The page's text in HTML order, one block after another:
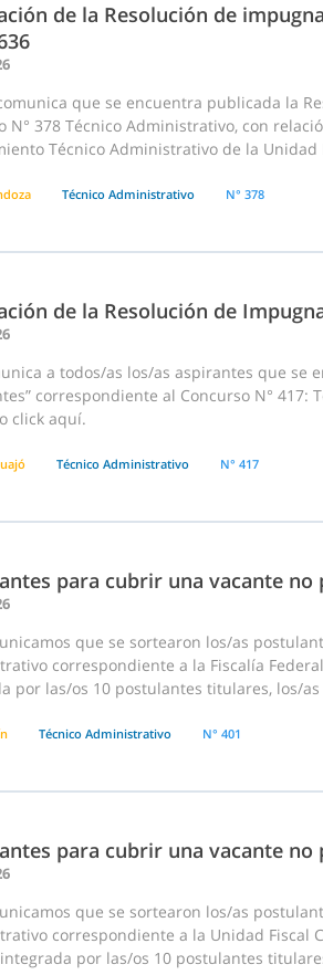
de la Resolución de
que se encuentra publicada la
N° 378 Técnico Administrativo, con
Técnico Administrativo de la
Técnico Administrativo N° 378
de la Resolución de
a todos/as los/as aspirantes que se
correspondiente al Concurso N°
click aquí.
Técnico Administrativo N° 417
para cubrir una vacante no
que se sortearon los/as
correspondiente a la Fiscalía
por las/os 10 postulantes titulares, los/
Técnico Administrativo N° 401
para cubrir una vacante
que se sortearon los/as
correspondiente a la Unidad Fiscal
por las/os 10 postulantes